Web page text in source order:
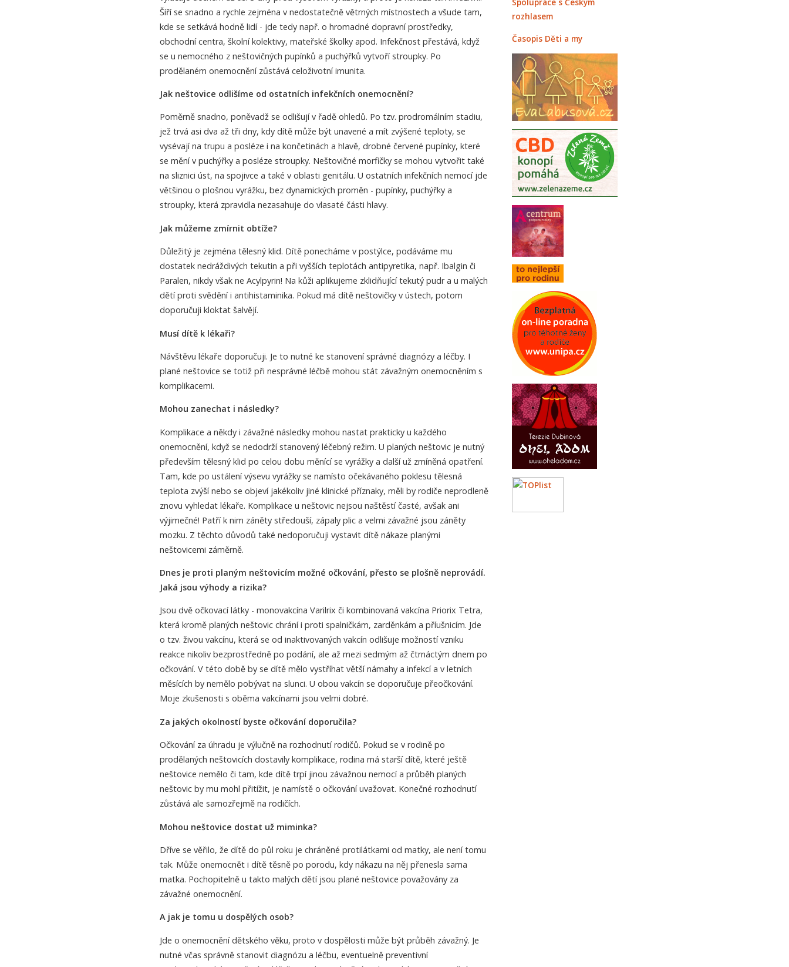
Šíří se snadno a rychle zejména v nedostatečně větrných místnostech a všude tam,
kde se setkává hodně lidí - jde tedy např. o hromadné dopravní prostředky,
obchodní centra, školní kolektivy, mateřské školky apod. Infekčnost přestává, když
se u nemocného z neštovičných pupínků a puchýřků vytvoří stroupky. Po
prodělaném onemocnění zůstává celoživotní imunita.
Jak neštovice odlišíme od ostatních infekčních onemocnění?
Poměrně snadno, poněvadž se odlišují v řadě ohledů. Po tzv. prodromálním stadiu,
jež trvá asi dva až tři dny, kdy dítě může být unavené a mít zvýšené teploty, se
vysévají na trupu a posléze i na končetinách a hlavě, drobné červené pupínky, které
se mění v puchýřky a posléze stroupky. Neštovičné morfičky se mohou vytvořit také
na sliznici úst, na spojivce a také v oblasti genitálu. U ostatních infekčních nemocí jde
většinou o plošnou vyrážku, bez dynamických proměn - pupínky, puchýřky a
stroupky, která zpravidla nezasahuje do vlasaté části hlavy.
Jak můžeme zmírnit obtíže?
Důležitý je zejména tělesný klid. Dítě ponecháme v postýlce, podáváme mu
dostatek nedráždivých tekutin a při vyšších teplotách antipyretika, např. Ibalgin či
Paralen, nikdy však ne Acylpyrin! Na kůži aplikujeme zklidňující tekutý pudr a u malých
dětí proti svědění i antihistaminika. Pokud má dítě neštovičky v ústech, potom
doporučuji kloktat šalvějí.
Musí dítě k lékaři?
Návštěvu lékaře doporučuji. Je to nutné ke stanovení správné diagnózy a léčby. I
plané neštovice se totiž při nesprávné léčbě mohou stát závažným onemocněním s
komplikacemi.
Mohou zanechat i následky?
Komplikace a někdy i závažné následky mohou nastat prakticky u každého
onemocnění, když se nedodrží stanovený léčebný režim. U planých neštovic je nutný
především tělesný klid po celou dobu měnící se vyrážky a další už zmíněná opatření.
Tam, kde po ustálení výsevu vyrážky se namísto očekávaného poklesu tělesná
teplota zvýší nebo se objeví jakékoliv jiné klinické příznaky, měli by rodiče neprodleně
znovu vyhledat lékaře. Komplikace u neštovic nejsou naštěstí časté, avšak ani
výjimečné! Patří k nim záněty středouší, zápaly plic a velmi závažné jsou záněty
mozku. Z těchto důvodů také nedoporučuji vystavit dítě nákaze planými
neštovicemi záměrně.
Dnes je proti planým neštovicím možné očkování, přesto se plošně neprovádí.
Jaká jsou výhody a rizika?
Jsou dvě očkovací látky - monovakcína Varilrix či kombinovaná vakcína Priorix Tetra,
která kromě planých neštovic chrání i proti spalničkám, zarděnkám a příušnicím. Jde
o tzv. živou vakcínu, která se od inaktivovaných vakcín odlišuje možností vzniku
reakce nikoliv bezprostředně po podání, ale až mezi sedmým až čtrnáctým dnem po
očkování. V této době by se dítě mělo vystříhat větší námahy a infekcí a v letních
měsících by nemělo pobývat na slunci. U obou vakcín se doporučuje přeočkování.
Moje zkušenosti s oběma vakcínami jsou velmi dobré.
Za jakých okolností byste očkování doporučila?
Očkování za úhradu je výlučně na rozhodnutí rodičů. Pokud se v rodině po
prodělaných neštovicích dostavily komplikace, rodina má starší dítě, které ještě
neštovice nemělo či tam, kde dítě trpí jinou závažnou nemocí a průběh planých
neštovic by mu mohl přitížit, je namístě o očkování uvažovat. Konečné rozhodnutí
zůstává ale samozřejmě na rodičích.
Mohou neštovice dostat už miminka?
Dříve se věřilo, že dítě do půl roku je chráněné protilátkami od matky, ale není tomu
tak. Může onemocnět i dítě těsně po porodu, kdy nákazu na něj přenesla sama
matka. Pochopitelně u takto malých dětí jsou plané neštovice považovány za
závažné onemocnění.
A jak je tomu u dospělých osob?
Jde o onemocnění dětského věku, proto v dospělosti může být průběh závažný. Je
nutné včas správně stanovit diagnózu a léčbu, eventuelně preventivní
rozhlasem
Časopis Děti a my